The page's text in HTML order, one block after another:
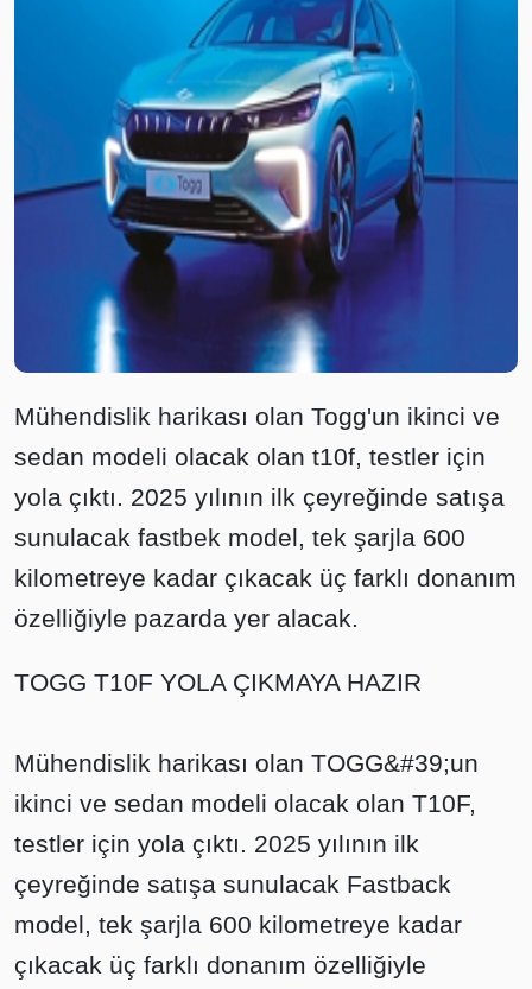
Mühendislik harikası olan Togg'un ikinci ve
sedan modeli olacak olan t10f, testler için
yola çıktı. 2025 yılının ilk çeyreğinde satışa
sunulacak fastbek model, tek şarjla 600
kilometreye kadar çıkacak üç farklı donanım
özelliğiyle pazarda yer alacak.
TOGG T10F YOLA ÇIKMAYA HAZIR
Mühendislik harikası olan TOGG&#39;un
ikinci ve sedan modeli olacak olan T10F,
testler için yola çıktı. 2025 yılının ilk
çeyreğinde satışa sunulacak Fastback
model, tek şarjla 600 kilometreye kadar
çıkacak üç farklı donanım özelliğiyle